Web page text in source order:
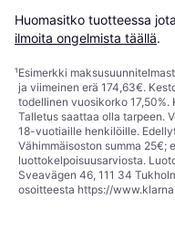
Huomasitko tuotteessa
ilmoita ongelmista täällä.
¹Esimerkki
ja viimeinen erä 174,63€.
todellinen vuosikorko
Talletus saattaa olla tarpeen.
18-vuotiaille henkilöille.
Vähimmäisoston summa 25€;
luottokelpoisuusarviosta.
Sveavägen 46, 111 34
osoitteesta https://